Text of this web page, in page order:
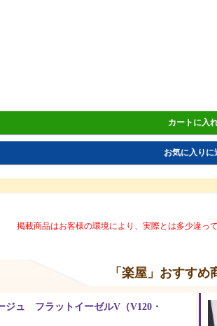
カートに入
お気に入りに
掲載商品はお客様の環境により、実際とは多少違っ
「楽屋」おすすめ
ュ フラットイーゼルV（V120・